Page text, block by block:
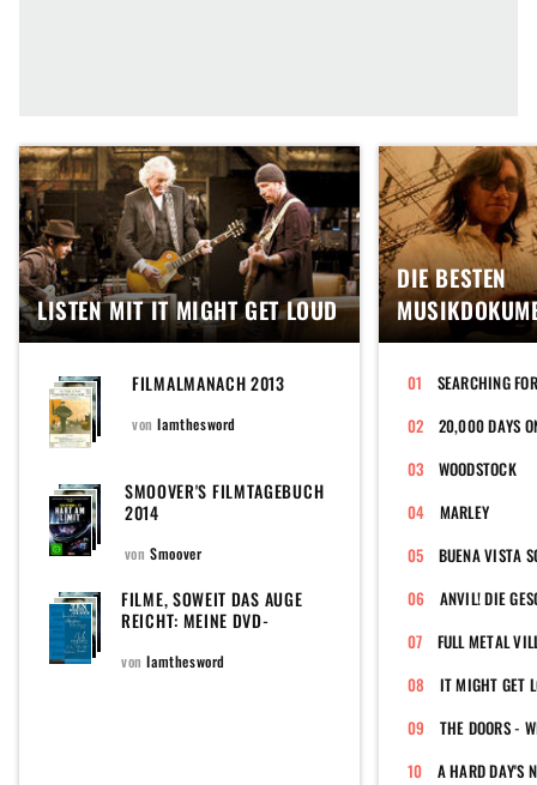
LISTEN MIT IT MIGHT GET LOUD
FILMALMANACH 2013
vonIamthesword
SMOOVER'S FILMTAGEBUCH
2014
vonSmoover
FILME, SOWEIT DAS AUGE
REICHT: MEINE DVD-
ENORMOUS PILE OF SHAME)
vonIamthesword
DIE BESTEN
SEARCHING
20,000 DAYS
WOODSTOCK
MARLEY
BUENA VISTA
FULL METAL
IT MIGHT GET
THE DOORS -
A HARD DAY'S